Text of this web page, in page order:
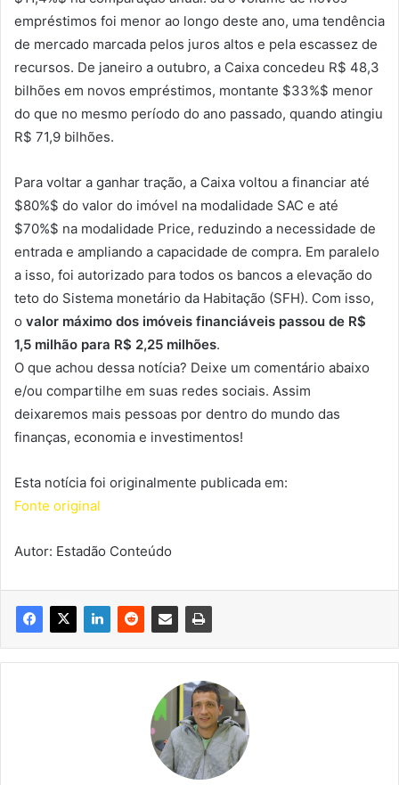
empréstimos foi menor ao longo deste ano, uma tendência
de mercado marcada pelos juros altos e pela escassez de
recursos. De janeiro a outubro, a Caixa concedeu R$ 48,3
bilhões em novos empréstimos, montante $33%$ menor
do que no mesmo período do ano passado, quando atingiu
R$ 71,9 bilhões.
Para voltar a ganhar tração, a Caixa voltou a financiar até
$80%$ do valor do imóvel na modalidade SAC e até
$70%$ na modalidade Price, reduzindo a necessidade de
entrada e ampliando a capacidade de compra. Em paralelo
a isso, foi autorizado para todos os bancos a elevação do
teto do Sistema monetário da Habitação (SFH). Com isso,
o valor máximo dos imóveis financiáveis passou de R$
1,5 milhão para R$ 2,25 milhões.
O que achou dessa notícia? Deixe um comentário abaixo
e/ou compartilhe em suas redes sociais. Assim
deixaremos mais pessoas por dentro do mundo das
finanças, economia e investimentos!
Esta notícia foi originalmente publicada em:
Fonte original
Autor: Estadão Conteúdo